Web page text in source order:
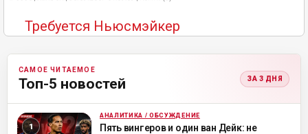
Требуется Ньюсмэйкер
САМОЕ ЧИТАЕМОЕ
Топ-5 новостей ЗА 3 ДНЯ
ML АНАЛИТИКА / ОБСУЖДЕНИЕ
Пять вингеров и один ван Дейк: не